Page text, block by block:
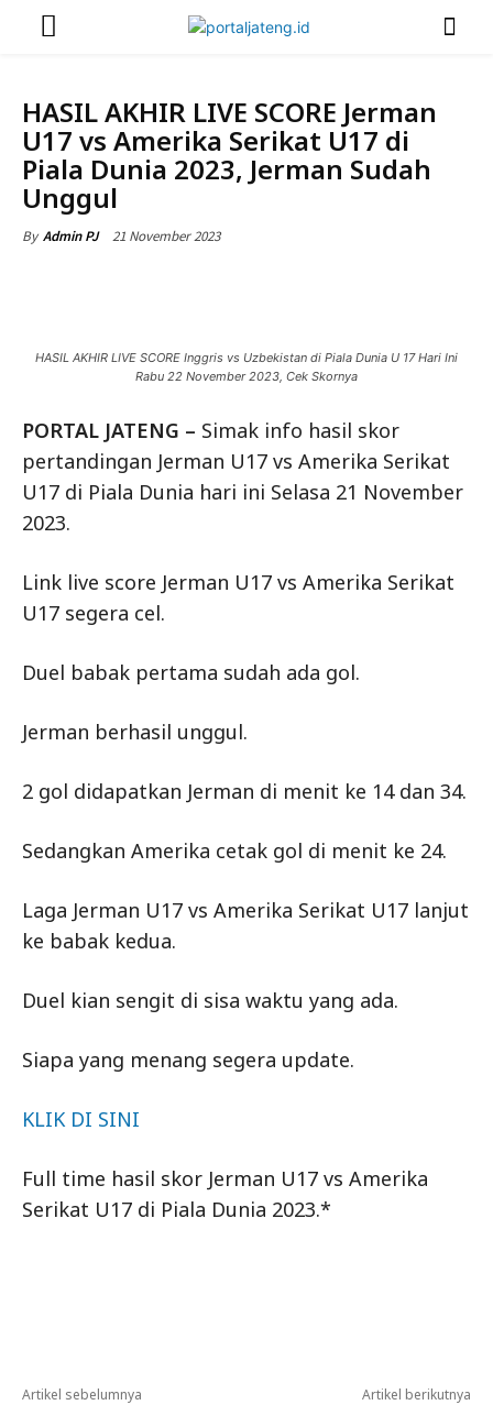
HASIL AKHIR LIVE SCORE Jerman
U17 vs Amerika Serikat U17 di
Piala Dunia 2023, Jerman Sudah
Unggul
By Admin PJ 21 November 2023
HASIL AKHIR LIVE SCORE Inggris vs Uzbekistan di Piala Dunia U 17 Hari Ini
Rabu 22 November 2023, Cek Skornya
PORTAL JATENG – Simak info hasil skor
pertandingan Jerman U17 vs Amerika Serikat
U17 di Piala Dunia hari ini Selasa 21 November
2023.
Link live score Jerman U17 vs Amerika Serikat
U17 segera cel.
Duel babak pertama sudah ada gol.
Jerman berhasil unggul.
2 gol didapatkan Jerman di menit ke 14 dan 34.
Sedangkan Amerika cetak gol di menit ke 24.
Laga Jerman U17 vs Amerika Serikat U17 lanjut
ke babak kedua.
Duel kian sengit di sisa waktu yang ada.
Siapa yang menang segera update.
KLIK DI SINI
Full time hasil skor Jerman U17 vs Amerika
Serikat U17 di Piala Dunia 2023.*
Artikel sebelumnya Artikel berikutnya